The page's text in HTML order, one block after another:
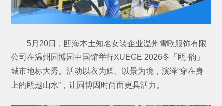
5月20日，瓯海本土知名女装企业温州雪歌服饰有限
公司在温州园博园中国馆举行XUEGE 2026冬「瓯·韵」
城市地标大秀。活动以衣为媒、以景为境，演绎“穿在身
上的瓯越山水”，让园博因时尚而更具活力。